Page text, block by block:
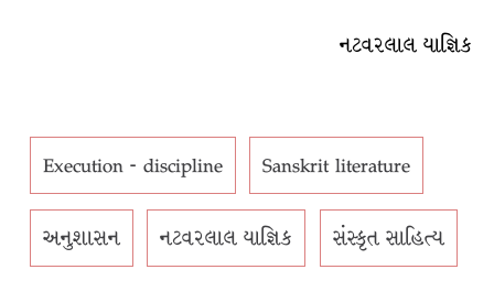
નટવરલાલ યાજ્ઞિક
Execution - discipline Sanskrit literature
અનુશાસન નટવરલાલ યાજ્ઞિક સંસ્કૃત સાહિત્ય